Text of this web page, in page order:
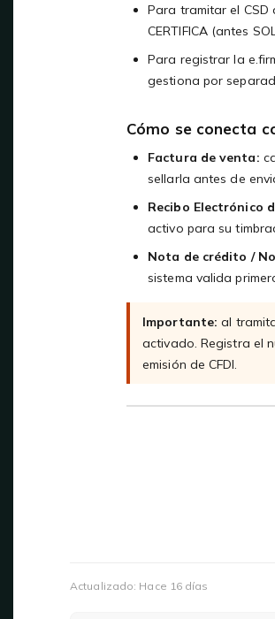
Para tramitar el CSD
CERTIFICA (antes
Para registrar la
gestiona por
Cómo se conecta
Factura de venta:
sellarla antes de
Recibo Electrónico
activo para su
Nota de crédito /
sistema valida
Importante: al
activado. Registra el
emisión de CFDI.
Actualizado: Hace 16 días